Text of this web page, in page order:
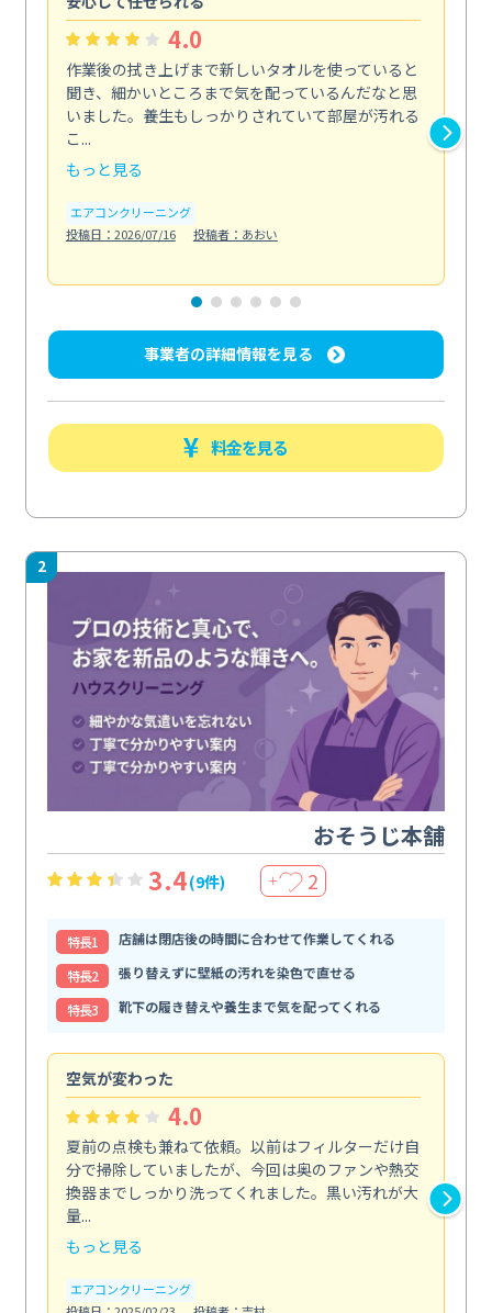
4.0
作業後の拭き上げまで新しいタオルを使っていると
聞き、細かいところまで気を配っているんだなと思
いました。養生もしっかりされていて部屋が汚れる
こ...
もっと見る
エアコンクリーニング
投稿日：2026/07/16
投稿者：あおい
事業者の詳細情報を見る
料金を見る
2
おそうじ本舗
3.4(9件) ＋ 2
特⻑1
店舗は閉店後の時間に合わせて作業してくれる
特⻑2
張り替えずに壁紙の汚れを染色で直せる
特⻑3
靴下の履き替えや養生まで気を配ってくれる
空気が変わった
4.0
夏前の点検も兼ねて依頼。以前はフィルターだけ自
分で掃除していましたが、今回は奥のファンや熱交
換器までしっかり洗ってくれました。黒い汚れが大
量...
もっと見る
エアコンクリーニング